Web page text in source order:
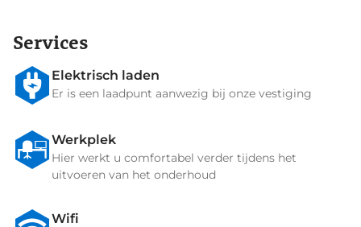
Services
Elektrisch laden
Er is een laadpunt aanwezig bij onze vestiging
Werkplek
Hier werkt u comfortabel verder tijdens het
uitvoeren van het onderhoud
Wifi